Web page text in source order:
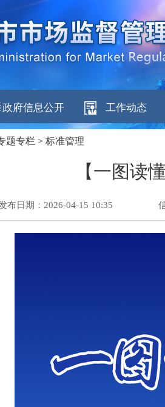
政府信息公开 工作动态
题专栏 > 标准管理
【一图读
布日期：2026-04-15 10:35